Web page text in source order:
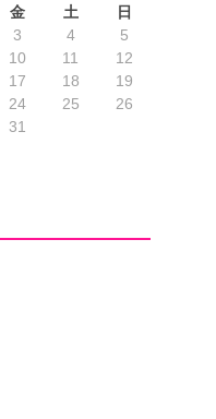
金 土
日
3 4
5
10 11
12
17 18
19
24 25
26
31